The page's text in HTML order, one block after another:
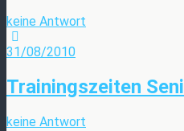
keine Antwort
31/08/2010
Trainingszeiten
keine Antwort